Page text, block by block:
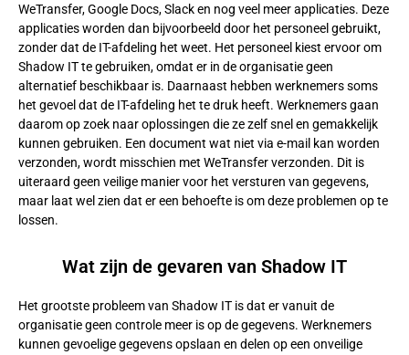
WeTransfer, Google Docs, Slack en nog veel meer applicaties. Deze
applicaties worden dan bijvoorbeeld door het personeel gebruikt,
zonder dat de IT-afdeling het weet. Het personeel kiest ervoor om
Shadow IT te gebruiken, omdat er in de organisatie geen
alternatief beschikbaar is. Daarnaast hebben werknemers soms
het gevoel dat de IT-afdeling het te druk heeft. Werknemers gaan
daarom op zoek naar oplossingen die ze zelf snel en gemakkelijk
kunnen gebruiken. Een document wat niet via e-mail kan worden
verzonden, wordt misschien met WeTransfer verzonden. Dit is
uiteraard geen veilige manier voor het versturen van gegevens,
maar laat wel zien dat er een behoefte is om deze problemen op te
lossen.
Wat zijn de gevaren van Shadow IT
Het grootste probleem van Shadow IT is dat er vanuit de
organisatie geen controle meer is op de gegevens. Werknemers
kunnen gevoelige gegevens opslaan en delen op een onveilige